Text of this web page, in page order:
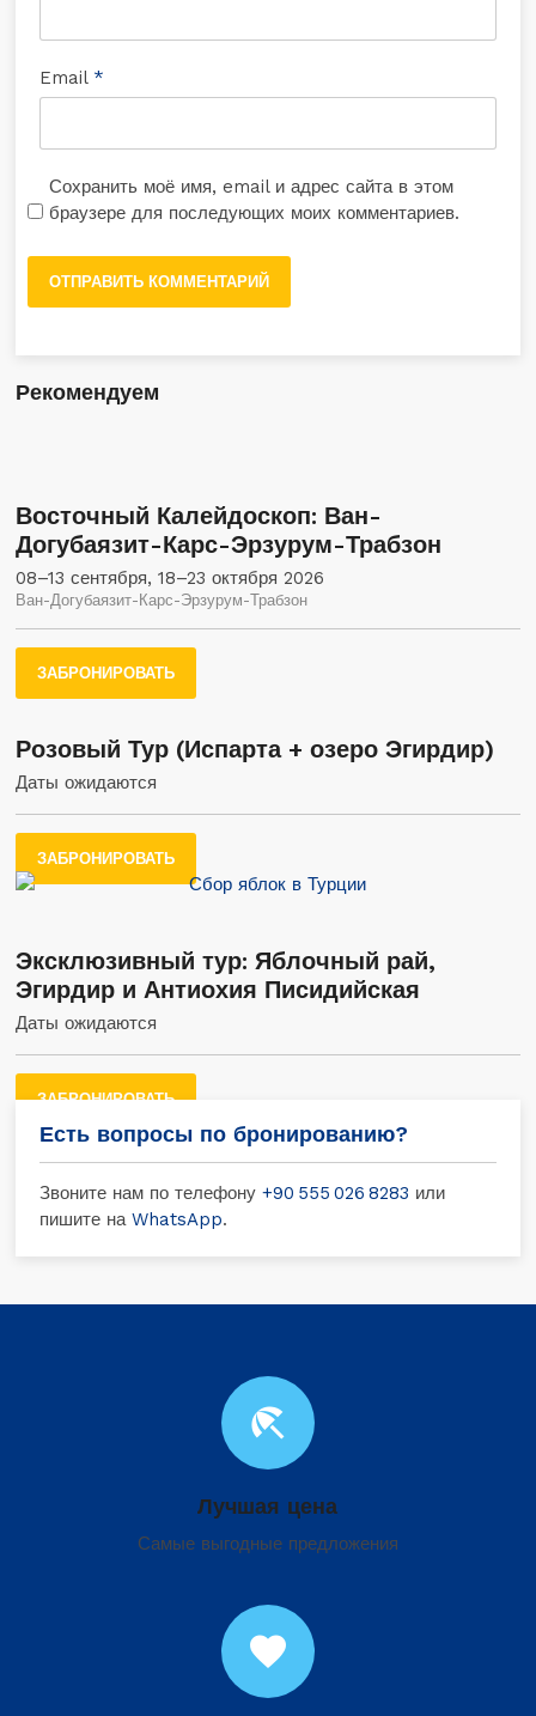
Email *
Сохранить моё имя, email и адрес сайта в этом
браузере для последующих моих комментариев.
Рекомендуем
Восточный Калейдоскоп: Ван-
Догубаязит-Карс-Эрзурум-Трабзон
08–13 сентября, 18–23 октября 2026
Ван-Догубаязит-Карс-Эрзурум-Трабзон
ЗАБРОНИРОВАТЬ
Розовый Тур (Испарта + озеро Эгирдир)
Даты ожидаются
ЗАБРОНИРОВАТЬ
Эксклюзивный тур: Яблочный рай,
Эгирдир и Антиохия Писидийская
Даты ожидаются
ЗАБРОНИРОВАТЬ
Есть вопросы по бронированию?
Звоните нам по телефону+90 555 026 8283 или
пишите наWhatsApp.
beach_access
Лучшая цена
Самые выгодные предложения
favorite